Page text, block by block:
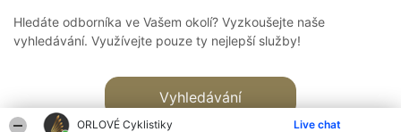
ORLOVÉ Cyklistiky Live chat
Hledáte odborníka ve Vašem okolí? Vyzkoušejte naše
vyhledávání. Využívejte pouze ty nejlepší služby!
Vyhledávání